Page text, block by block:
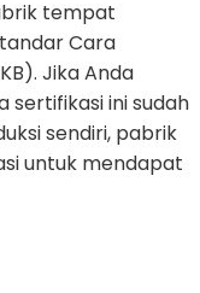
tempat
Cara
Jika Anda
sertifikasi ini sudah
sendiri, pabrik
untuk mendapat